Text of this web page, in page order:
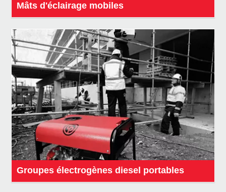
Mâts d'éclairage mobiles
Groupes électrogènes diesel portables